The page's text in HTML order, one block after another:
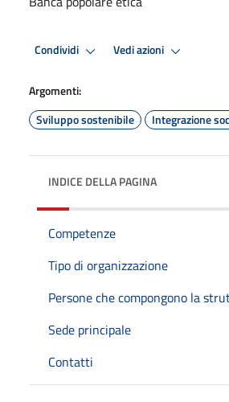
Condividi Vedi azioni
Argomenti:
Sviluppo sostenibile
Integrazione
INDICE DELLA PAGINA
Competenze
Tipo di organizzazione
Persone che compongono la
Sede principale
Contatti